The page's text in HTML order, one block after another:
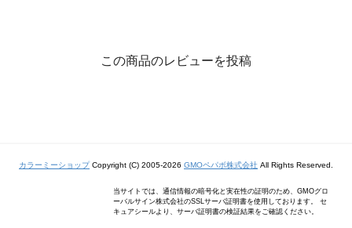
この商品のレビューを投稿
カラーミーショップCopyright (C) 2005-2026 GMOペパボ株式会社 All Rights Reserved.
当サイトでは、通信情報の暗号化と実在性の証明のため、GMOグロ
ーバルサイン株式会社のSSLサーバ証明書を使用しております。 セ
キュアシールより、サーバ証明書の検証結果をご確認ください。